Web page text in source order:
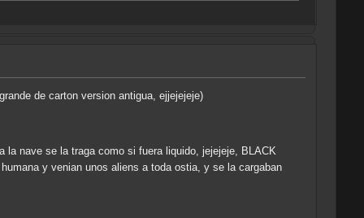
de carton version antigua, ejjejejeje)
nave se la traga como si fuera liquido, jejejeje, BLACK
y venian unos aliens a toda ostia, y se la cargaban